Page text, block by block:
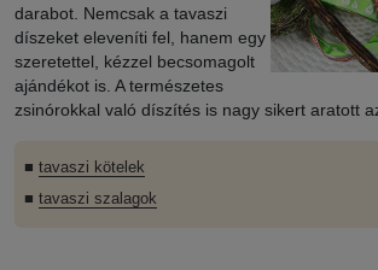
darabot. Nemcsak a tavaszi
díszeket eleveníti fel, hanem egy
szeretettel, kézzel becsomagolt
ajándékot is. A természetes
zsinórokkal való díszítés is nagy sikert aratott
■ tavaszi kötelek
■ tavaszi szalagok